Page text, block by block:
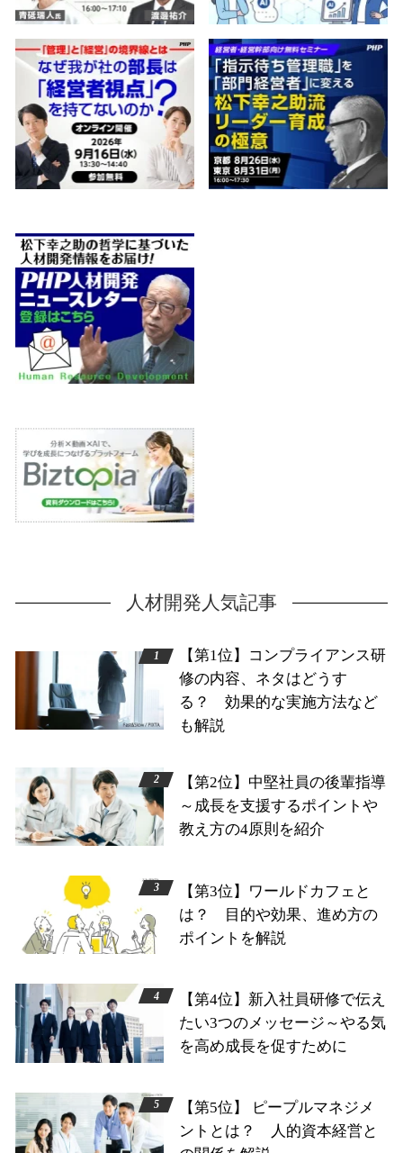
人材開発人気記事
【第1位】コンプライアンス研
修の内容、ネタはどうす
る？ 効果的な実施方法など
も解説
【第2位】中堅社員の後輩指導
～成長を支援するポイントや
教え方の4原則を紹介
【第3位】ワールドカフェと
は？ 目的や効果、進め方の
ポイントを解説
【第4位】新入社員研修で伝え
たい3つのメッセージ～やる気
を高め成長を促すために
【第5位】 ピープルマネジメ
ントとは？ 人的資本経営と